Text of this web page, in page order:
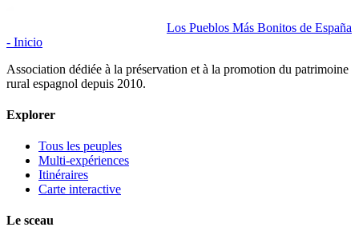
Los Pueblos Más Bonitos de España
- Inicio
Association dédiée à la préservation et à la promotion du patrimoine
rural espagnol depuis 2010.
Explorer
Tous les peuples
Multi-expériences
Itinéraires
Carte interactive
Le sceau